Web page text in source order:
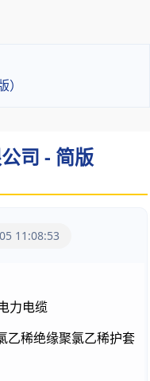
司 - 简版
11:08:53
力电缆
乙稀绝缘聚氯乙稀护套